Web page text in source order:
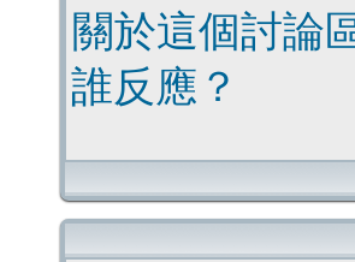
關於這個討論
誰反應？